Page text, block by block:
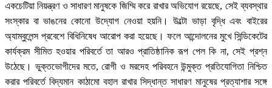
একচেটিয়া নিয়ন্ত্রণ ও সাধারণ মানুষকে জিম্মি করে রাখার অভিযোগ রয়েছে, সেই ব্যবস্থার
সংস্কার বা ভাঙনের কোনো উদ্যোগ নেওয়া হয়নি। উল্টো ভাড়া বৃদ্ধি এবং বাইরের
অ্যাম্বুলেন্স প্রবেশে বিধিনিষেধ আরোপ করা হয়েছে। ফলে আন্দোলনের মুখে সিন্ডিকেটের
কার্যক্রম সীমিত হওয়ার পরিবর্তে তা আরও প্রাতিষ্ঠানিক রূপ পেল কি না, সেই প্রশ্ন
উঠেছে। ভুক্তভোগীদের মতে, রোগী ও মরদেহ পরিবহনে উন্মুক্ত প্রতিযোগিতা নিশ্চিত
করার পরিবর্তে বিদ্যমান কাঠামো বহাল রাখার সিদ্ধান্ত সাধারণ মানুষের প্রত্যাশার সঙ্গে